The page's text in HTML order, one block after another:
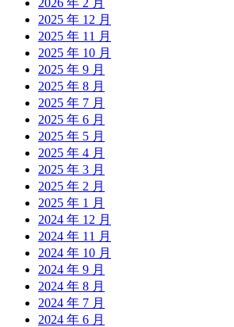
2026 年 2 月
2025 年 12 月
2025 年 11 月
2025 年 10 月
2025 年 9 月
2025 年 8 月
2025 年 7 月
2025 年 6 月
2025 年 5 月
2025 年 4 月
2025 年 3 月
2025 年 2 月
2025 年 1 月
2024 年 12 月
2024 年 11 月
2024 年 10 月
2024 年 9 月
2024 年 8 月
2024 年 7 月
2024 年 6 月